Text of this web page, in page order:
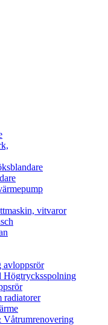
vitvaror
avloppsrör
Högtrycksspolning
radiatorer